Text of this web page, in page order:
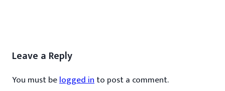
Leave a Reply
You must belogged into post a comment.